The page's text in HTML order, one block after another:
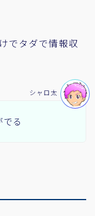
でタダで情報収
る
シャロ太